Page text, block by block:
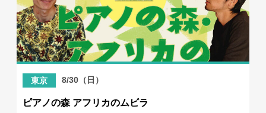
東京 8/30（日）
ピアノの森 アフリカのムビラ